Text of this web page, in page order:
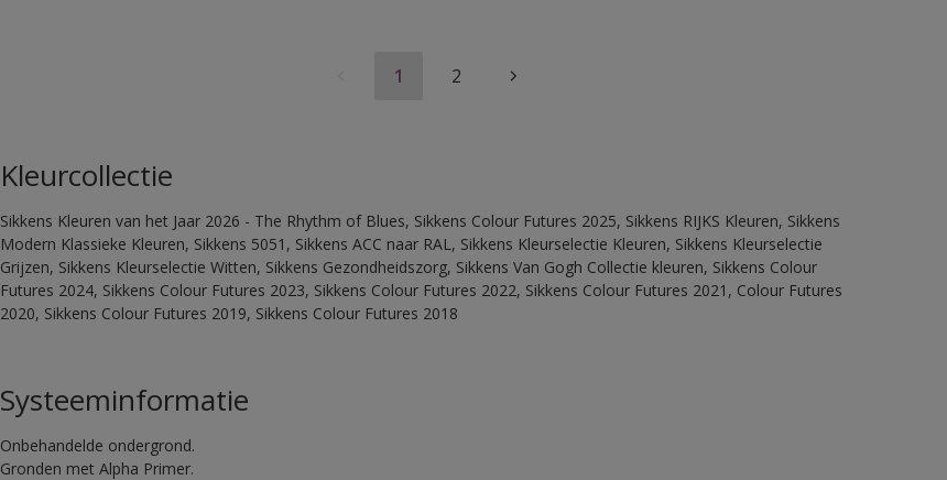
1 2
Kleurcollectie
Sikkens Kleuren van het Jaar 2026 - The Rhythm of Blues, Sikkens Colour Futures 2025, Sikkens RIJKS Kleuren, Sikkens
Modern Klassieke Kleuren, Sikkens 5051, Sikkens ACC naar RAL, Sikkens Kleurselectie Kleuren, Sikkens Kleurselectie
Grijzen, Sikkens Kleurselectie Witten, Sikkens Gezondheidszorg, Sikkens Van Gogh Collectie kleuren, Sikkens Colour
Futures 2024, Sikkens Colour Futures 2023, Sikkens Colour Futures 2022, Sikkens Colour Futures 2021, Colour Futures
2020, Sikkens Colour Futures 2019, Sikkens Colour Futures 2018
Systeeminformatie
Onbehandelde ondergrond.
Gronden met Alpha Primer.